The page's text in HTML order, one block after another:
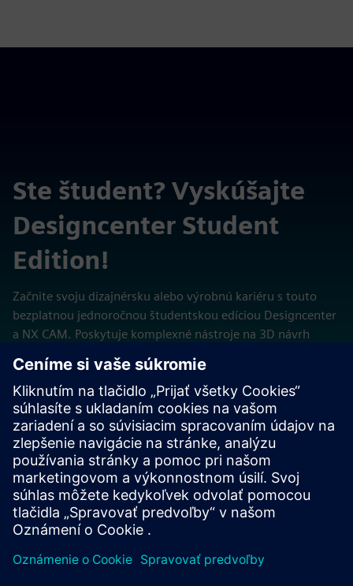
Ste študent? Vyskúšajte
Designcenter Student
Edition!
Začnite svoju dizajnérsku alebo výrobnú kariéru s touto
bezplatnou jednoročnou študentskou edíciou Designcenter
a NX CAM. Poskytuje komplexné nástroje na 3D návrh
synchrónneho modelovania, ako aj kompletnú sadu
programovacích nástrojov CAM.
Skúste teraz